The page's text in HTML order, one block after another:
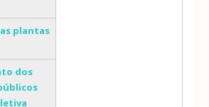
plantas
dos